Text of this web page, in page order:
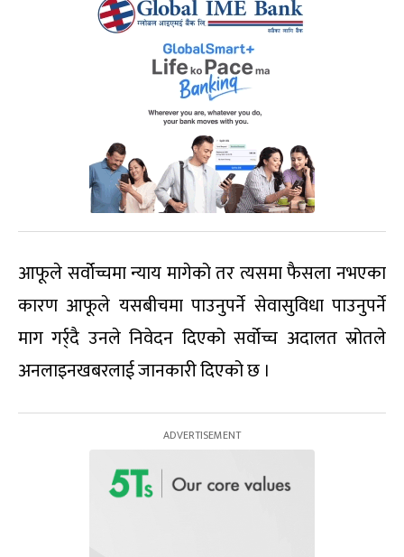
आफूले सर्वोच्चमा न्याय मागेको तर त्यसमा फैसला नभएका
कारण आफूले यसबीचमा पाउनुपर्ने सेवासुविधा पाउनुपर्ने
माग गर्र्दै उनले निवेदन दिएको सर्वोच्च अदालत स्रोतले
अनलाइनखबरलाई जानकारी दिएको छ ।